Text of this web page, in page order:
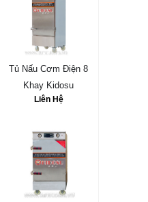
Tủ Nấu Cơm Điện 8
Khay Kidosu
Liên Hệ